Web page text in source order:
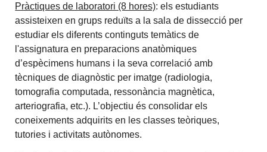
Pràctiques de laboratori (8 hores): els estudiants
assisteixen en grups reduïts a la sala de dissecció per
estudiar els diferents continguts temàtics de
l'assignatura en preparacions anatòmiques
d’espècimens humans i la seva correlació amb
tècniques de diagnòstic per imatge (radiologia,
tomografia computada, ressonància magnètica,
arteriografia, etc.). L’objectiu és consolidar els
coneixements adquirits en les classes teòriques,
tutories i activitats autònomes.